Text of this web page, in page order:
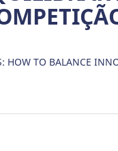
HOW TO BALANCE